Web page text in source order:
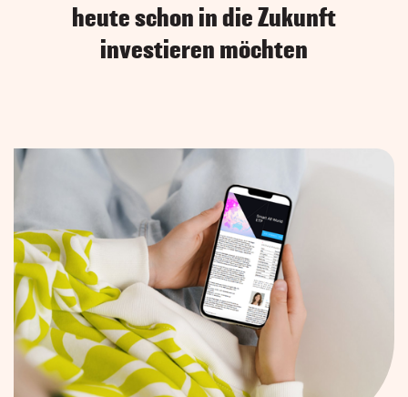
heute schon in die Zukunft
investieren möchten